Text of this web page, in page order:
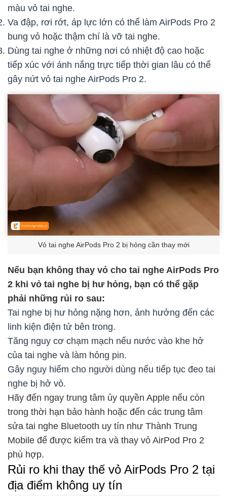
màu vỏ tai nghe.
Va đập, rơi rớt, áp lực lớn có thể làm AirPods Pro 2
bung vỏ hoặc thậm chí là vỡ tai nghe.
Dùng tai nghe ở những nơi có nhiệt độ cao hoặc
tiếp xúc với ánh nắng trực tiếp thời gian lâu có thể
gây nứt vỏ tai nghe AirPods Pro 2.
Vỏ tai nghe AirPods Pro 2 bị hỏng cần thay mới
Nếu bạn không thay vỏ cho tai nghe AirPods Pro
2 khi vỏ tai nghe bị hư hỏng, bạn có thể gặp
phải những rủi ro sau:
Tai nghe bị hư hỏng nặng hơn, ảnh hưởng đến các
linh kiện điện tử bên trong.
Tăng nguy cơ chạm mạch nếu nước vào khe hở
của tai nghe và làm hỏng pin.
Gây nguy hiểm cho người dùng nếu tiếp tục đeo tai
nghe bị hở vỏ.
Hãy đến ngay trung tâm ủy quyền Apple nếu còn
trong thời hạn bảo hành hoặc đến các trung tâm
sửa tai nghe Bluetooth uy tín như Thành Trung
Mobile để được kiểm tra và thay vỏ AirPod Pro 2
phù hợp.
Rủi ro khi thay thế vỏ AirPods Pro 2 tại
địa điểm không uy tín